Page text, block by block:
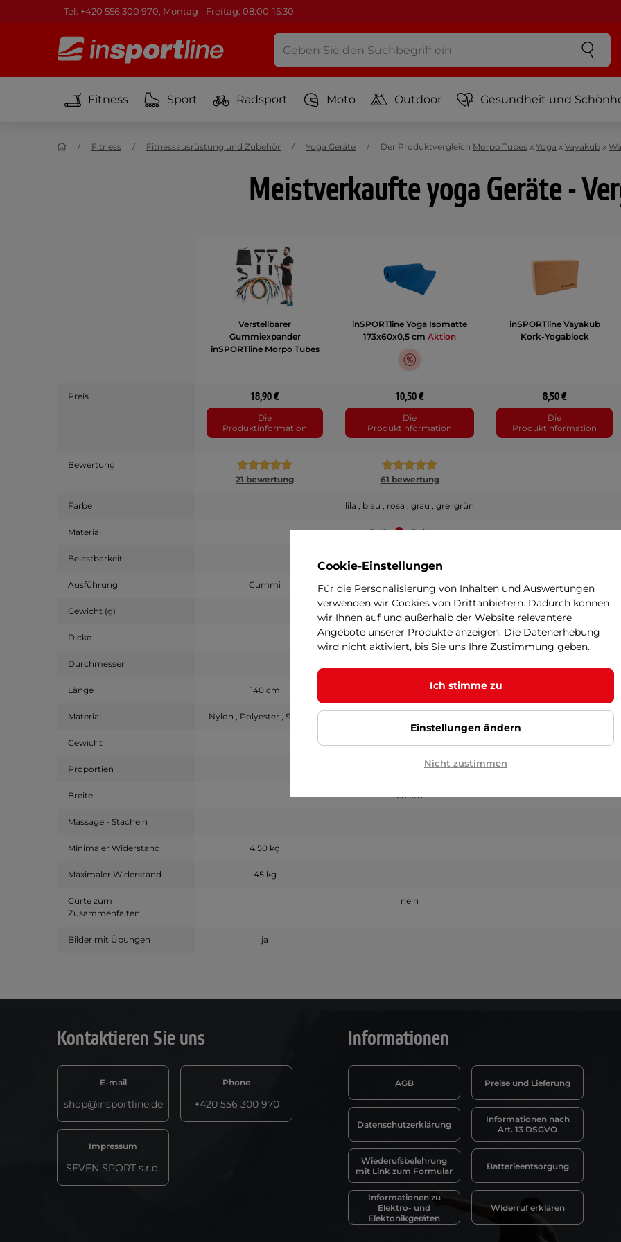
Tel: +420 556 300 970, Montag - Freitag: 08:00-15:30
Fitness Sport Radsport Moto Outdoor Gesundheit und
Fitness Fitnessausrüstung und Zubehör Yoga Geräte Der Produktvergleich Morpo Tubes x Yoga x Vayakub x
Meistverkaufte yoga Geräte -
Verstellbarer
Gummiexpander
inSPORTline Morpo Tubes
inSPORTline Yoga Isomatte
173x60x0,5 cm Aktion
inSPORTline Vayakub
Kork-Yogablock
Preis 18,90 €
Die
Produktinformation
10,50 €
Die
Produktinformation
8,50 €
Die
Produktinformation
Bewertung
21 bewertung
61 bewertung
Farbe lila , blau , rosa , grau , grellgrün
Material PVC , Polyester
Belastbarkeit
Ausführung Gummi
Gewicht (g) 1080 g
Dicke 0.50 cm
Durchmesser
Länge 140 cm
Material Nylon , Polyester , Spandex
Gewicht
Proportien
Breite 60 cm
Massage - Stacheln
Minimaler Widerstand 4.50 kg
Maximaler Widerstand 45 kg
Gurte zum
Zusammenfalten
nein
Bilder mit Übungen ja
Kontaktieren Sie uns
E-mail
shop@insportline.de
Phone
+420 556 300 970
Impressum
SEVEN SPORT s.r.o.
Informationen
AGB Preise und Lieferung
Datenschutzerklärung
Informationen nach
Art. 13 DSGVO
Wiederufsbelehrung
mit Link zum Formular
Batterieentsorgung
Informationen zu
Elektro- und
Elektonikgeräten
Widerruf erklären
Cookie-Einstellungen
Für die Personalisierung von Inhalten und Auswertungen
verwenden wir Cookies von Drittanbietern. Dadurch können
wir Ihnen auf und außerhalb der Website relevantere
Angebote unserer Produkte anzeigen. Die Datenerhebung
wird nicht aktiviert, bis Sie uns Ihre Zustimmung geben.
Ich stimme zu
Einstellungen ändern
Nicht zustimmen